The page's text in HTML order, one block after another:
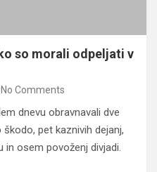
so morali odpeljati v
No Comments
dnevu obravnavali dve
pet kaznivih dejanj,
in osem povoženj divjadi.